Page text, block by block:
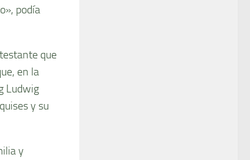
podía
que
en la
Ludwig
y su
y